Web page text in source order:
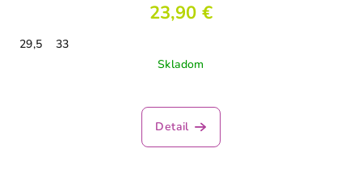
23,90 €
29,5
33
Skladom
Detail